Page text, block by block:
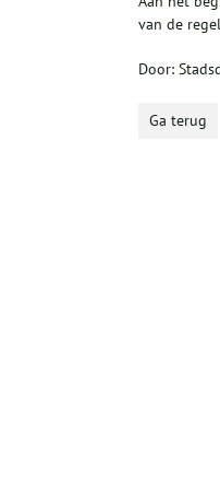
van de
Door:
Ga terug